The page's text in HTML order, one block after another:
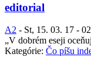
editorial
A2 - St, 15. 03. 17 -
„V dobrém eseji
Kategórie: Čo píšu